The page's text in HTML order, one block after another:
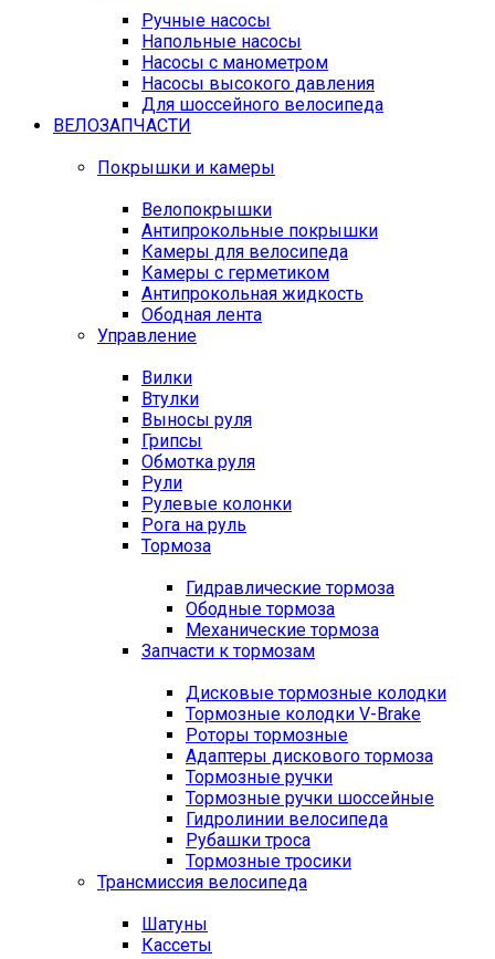
Ручные насосы
Напольные насосы
Насосы с манометром
Насосы высокого давления
Для шоссейного велосипеда
ВЕЛОЗАПЧАСТИ
Покрышки и камеры
Велопокрышки
Антипрокольные покрышки
Камеры для велосипеда
Камеры с герметиком
Антипрокольная жидкость
Ободная лента
Управление
Вилки
Втулки
Выносы руля
Грипсы
Обмотка руля
Рули
Рулевые колонки
Рога на руль
Тормоза
Гидравлические тормоза
Ободные тормоза
Механические тормоза
Запчасти к тормозам
Дисковые тормозные колодки
Тормозные колодки V-Brake
Роторы тормозные
Адаптеры дискового тормоза
Тормозные ручки
Тормозные ручки шоссейные
Гидролинии велосипеда
Рубашки троса
Тормозные тросики
Трансмиссия велосипеда
Шатуны
Кассеты